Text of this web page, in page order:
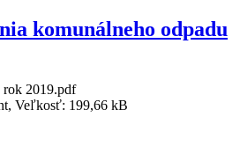
komunálneho odpadu
2019.pdf
Veľkosť: 199,66 kB